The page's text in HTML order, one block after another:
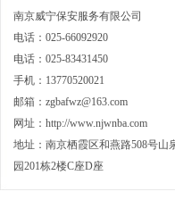
南京威宁保安服务有限公司
电话：025-66092920
电话：025-83431450
手机：13770520021
邮箱：zgbafwz@163.com
网址：http://www.njwnba.com
地址：南京栖霞区和燕路508号山
园201栋2楼C座D座